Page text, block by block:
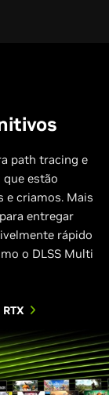
DLSS Ray
40 Series.
West
path tracing e
estão
e criamos. Mais
entregar
rápido
o DLSS Multi